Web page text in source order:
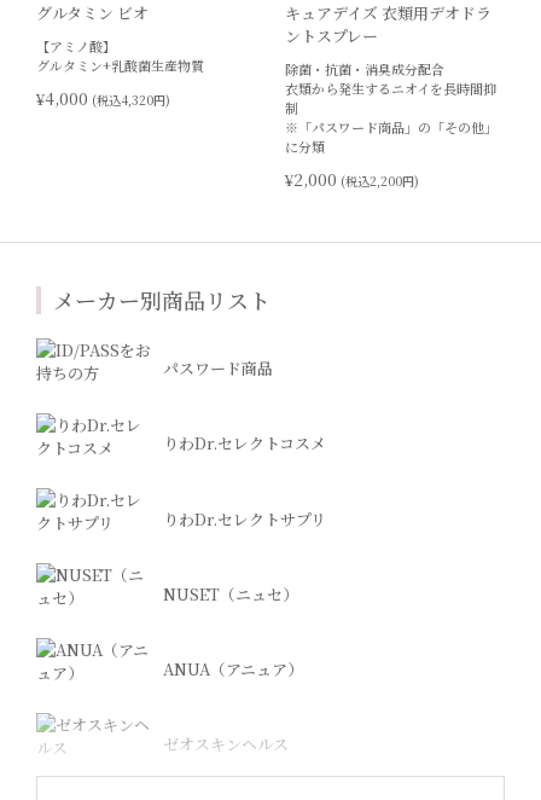
グルタミン ビオ
【アミノ酸】
グルタミン+乳酸菌生産物質
¥4,000 (税込4,320円)
キュアデイズ 衣類用デオドラ
ントスプレー
除菌・抗菌・消臭成分配合
衣類から発生するニオイを長時間抑
制
※「パスワード商品」の「その他」
に分類
¥2,000 (税込2,200円)
メーカー別商品リスト
パスワード商品
りわDr.セレクトコスメ
りわDr.セレクトサプリ
NUSET（ニュセ）
ANUA（アニュア）
ゼオスキンヘルス